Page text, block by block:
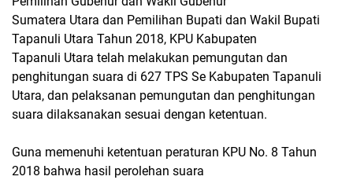
Sumatera Utara dan Pemilihan Bupati dan Wakil Bupati
Tapanuli Utara Tahun 2018, KPU Kabupaten
Tapanuli Utara telah melakukan pemungutan dan
penghitungan suara di 627 TPS Se Kabupaten Tapanuli
Utara, dan pelaksanan pemungutan dan penghitungan
suara dilaksanakan sesuai dengan ketentuan.
Guna memenuhi ketentuan peraturan KPU No. 8 Tahun
2018 bahwa hasil perolehan suara